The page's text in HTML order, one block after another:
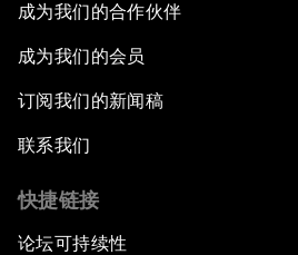
成为我们的合作伙伴
成为我们的会员
订阅我们的新闻稿
联系我们
快捷链接
论坛可持续性